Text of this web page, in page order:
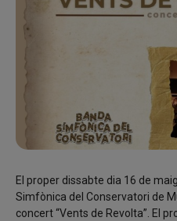
El proper dissabte dia 16 de
Simfònica del Conservatori de
concert “Vents de Revolta”. El